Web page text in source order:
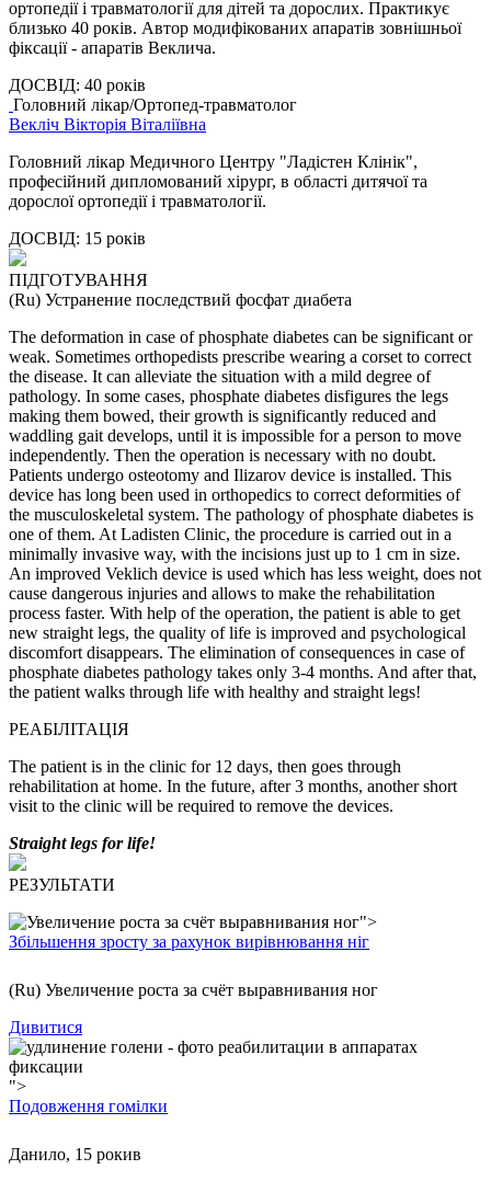
ортопедії і травматології для дітей та дорослих. Практикує
близько 40 років. Автор модифікованих апаратів зовнішньої
фіксації - апаратів Веклича.
ДОСВІД: 40 років
Головний лікар/Ортопед-травматолог
Векліч Вікторія Віталіївна
Головний лікар Медичного Центру "Ладістен Клінік",
професійний дипломований хірург, в області дитячої та
дорослої ортопедії і травматології.
ДОСВІД: 15 років
ПІДГОТУВАННЯ
(Ru) Устранение последствий фосфат диабета
The deformation in case of phosphate diabetes can be significant or
weak. Sometimes orthopedists prescribe wearing a corset to correct
the disease. It can alleviate the situation with a mild degree of
pathology. In some cases, phosphate diabetes disfigures the legs
making them bowed, their growth is significantly reduced and
waddling gait develops, until it is impossible for a person to move
independently. Then the operation is necessary with no doubt.
Patients undergo osteotomy and Ilizarov device is installed. This
device has long been used in orthopedics to correct deformities of
the musculoskeletal system. The pathology of phosphate diabetes is
one of them. At Ladisten Clinic, the procedure is carried out in a
minimally invasive way, with the incisions just up to 1 cm in size.
An improved Veklich device is used which has less weight, does not
cause dangerous injuries and allows to make the rehabilitation
process faster. With help of the operation, the patient is able to get
new straight legs, the quality of life is improved and psychological
discomfort disappears. The elimination of consequences in case of
phosphate diabetes pathology takes only 3-4 months. And after that,
the patient walks through life with healthy and straight legs!
РЕАБІЛІТАЦІЯ
The patient is in the clinic for 12 days, then goes through
rehabilitation at home. In the future, after 3 months, another short
visit to the clinic will be required to remove the devices.
Straight legs for life!
РЕЗУЛЬТАТИ
">
Збільшення зросту за рахунок вирівнювання ніг
(Ru) Увеличение роста за счёт выравнивания ног
Дивитися
">
Подовження гомілки
Данило, 15 рокив